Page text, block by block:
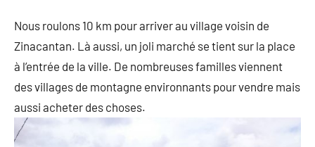
Nous roulons 10 km pour arriver au village voisin de
Zinacantan. Là aussi, un joli marché se tient sur la place
à l’entrée de la ville. De nombreuses familles viennent
des villages de montagne environnants pour vendre mais
aussi acheter des choses.